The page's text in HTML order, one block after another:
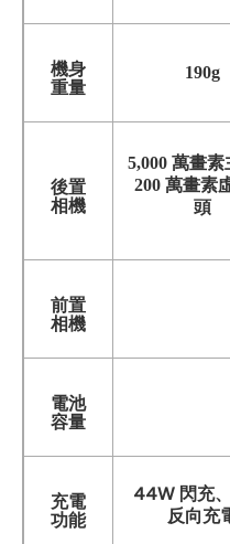
機身
重量
190g
後置
相機
5,000 萬畫素
200 萬畫素
頭
前置
相機
電池
容量
充電
功能
44W 閃充
反向充